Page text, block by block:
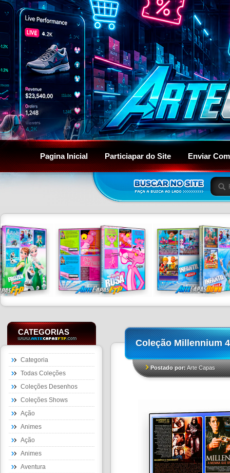
Pagina Inicial Particiapar do Site Enviar
CATEGORIAS
Categoria
Todas Coleções
Coleções Desenhos
Coleções Shows
Ação
Animes
Ação
Animes
Aventura
Coleção Millennium
Postado por:Arte Capas